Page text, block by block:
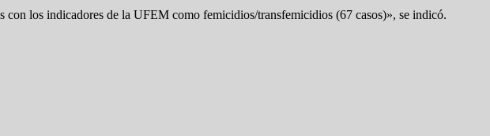
los indicadores de la UFEM como femicidios/transfemicidios (67 casos)», se indicó.